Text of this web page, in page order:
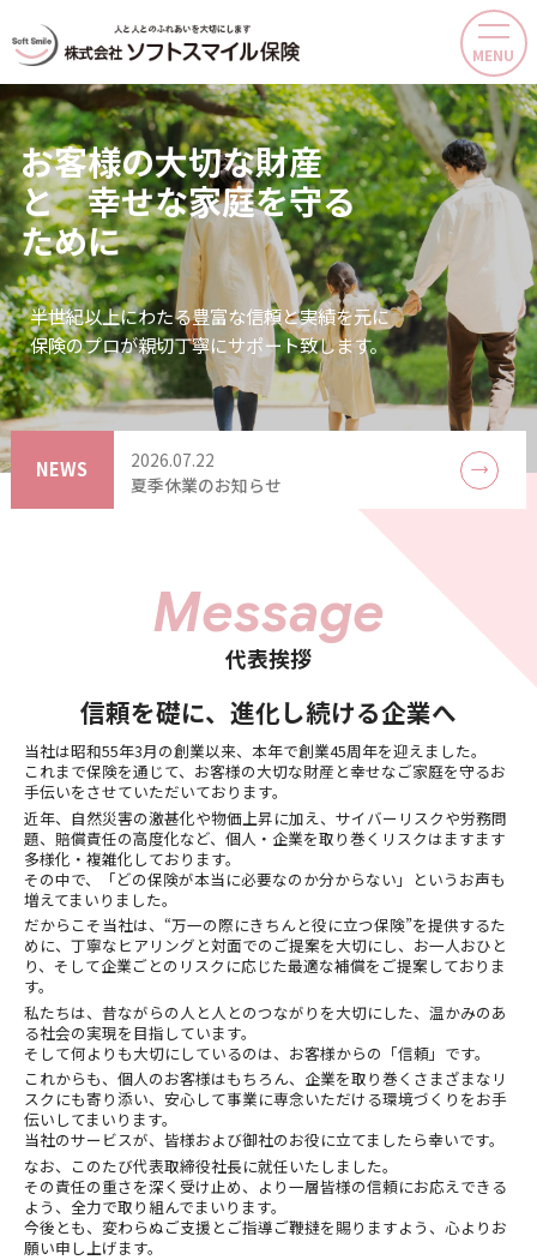
MENU
お客様の大切な財産
と
幸せな家庭を守る
ために
半世紀以上にわたる豊富な信頼と実績を元に
保険のプロが親切丁寧にサポート致します。
NEWS
2026.07.22
夏季休業のお知らせ
Message
代表挨拶
信頼を礎に、進化し続ける企業へ
当社は昭和55年3月の創業以来、本年で創業45周年を迎えました。
これまで保険を通じて、お客様の大切な財産と幸せなご家庭を守るお
手伝いをさせていただいております。
近年、自然災害の激甚化や物価上昇に加え、サイバーリスクや労務問
題、賠償責任の高度化など、個人・企業を取り巻くリスクはますます
多様化・複雑化しております。
その中で、「どの保険が本当に必要なのか分からない」というお声も
増えてまいりました。
だからこそ当社は、“万一の際にきちんと役に立つ保険”を提供するた
めに、丁寧なヒアリングと対面でのご提案を大切にし、お一人おひと
り、そして企業ごとのリスクに応じた最適な補償をご提案しておりま
す。
私たちは、昔ながらの人と人とのつながりを大切にした、温かみのあ
る社会の実現を目指しています。
そして何よりも大切にしているのは、お客様からの「信頼」です。
これからも、個人のお客様はもちろん、企業を取り巻くさまざまなリ
スクにも寄り添い、安心して事業に専念いただける環境づくりをお手
伝いしてまいります。
当社のサービスが、皆様および御社のお役に立てましたら幸いです。
なお、このたび代表取締役社長に就任いたしました。
その責任の重さを深く受け止め、より一層皆様の信頼にお応えできる
よう、全力で取り組んでまいります。
今後とも、変わらぬご支援とご指導ご鞭撻を賜りますよう、心よりお
願い申し上げます。